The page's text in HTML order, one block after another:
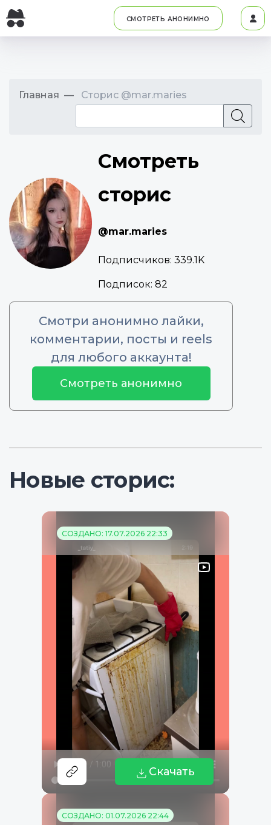
СМОТРЕТЬ АНОНИМНО
Главная Сторис @mar.maries
Смотреть
сторис
@mar.maries
Подписчиков: 339.1K
Подписок: 82
Смотри анонимно лайки,
комментарии, посты и reels
для любого аккаунта!
Смотреть анонимно
Новые сторис:
СОЗДАНО: 17.07.2026 22:33
Скачать
СОЗДАНО: 01.07.2026 22:44